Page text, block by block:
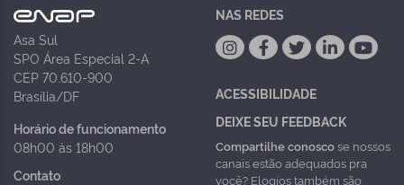
Asa Sul
SPO Área Especial 2-A
CEP 70.610-900
Brasília/DF
Horário de funcionamento
08h00 às 18h00
Contato
NAS REDES
ACESSIBILIDADE
DEIXE SEU FEEDBACK
Compartilhe conoscose nossos
canais estão adequados pra
você? Elogios também são